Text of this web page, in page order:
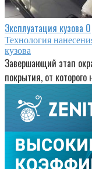
Эксплуатация кузова 0
Технология
кузова
Завершающий этап
покрытия, от